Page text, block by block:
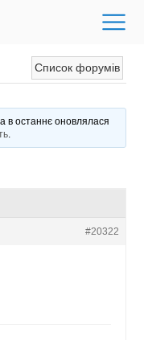
Список форумів
в останнє оновлялася
.
#20322